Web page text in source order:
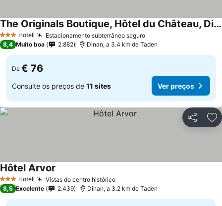
3 EstrelasHotel Estacionamento subterrâneo seguroVer preços
The Originals Boutique, Hôtel du Château, Dinan
Ver preços
8,4 Muito boa 2.882 Dinan, a 3.4 km de Taden
De € 76
Consulte os preços de 11 sites Ver preços
Partilhar
3 EstrelasHotel Vistas do centro históricoVer preços
Hôtel Arvor
8,5 Excelente 2.439 Dinan, a 3.2 km de Taden